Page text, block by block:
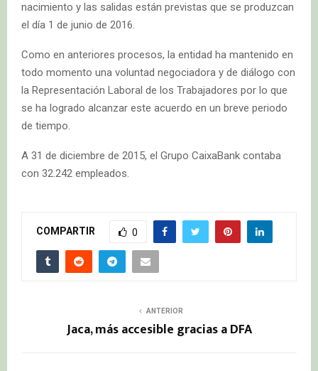
nacimiento y las salidas están previstas que se produzcan
el día 1 de junio de 2016.
Como en anteriores procesos, la entidad ha mantenido en
todo momento una voluntad negociadora y de diálogo con
la Representación Laboral de los Trabajadores por lo que
se ha logrado alcanzar este acuerdo en un breve periodo
de tiempo.
A 31 de diciembre de 2015, el Grupo CaixaBank contaba
con 32.242 empleados.
COMPARTIR 0
ANTERIOR
Jaca, más accesible gracias a DFA